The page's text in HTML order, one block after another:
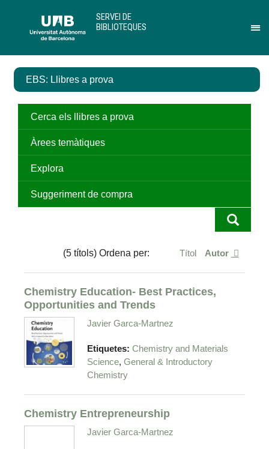
contingut
el
de
SERVEI DE
BIBLIOTEQUES
EBS: Llibres a prova
Cerca els llibres a prova
Àrees temàtiques
Explora
Suggeriment de compra
(5 títols) Ordena per: Títol Autor
Chemistry Education- Best Practices,
Opportunities and Trends
Javier Garca-Martnez
Etiquetes:Chemistry and Materials
Science,General & Introductory
Chemistry
Chemistry Entrepreneurship
Javier Garca-Martnez